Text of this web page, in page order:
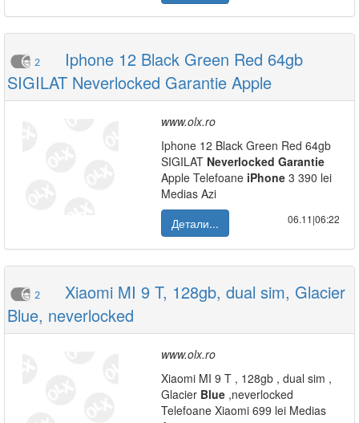
2
Iphone 12 Black Green Red 64gb
SIGILAT Neverlocked Garantie Apple
www.olx.ro
Iphone 12 Black Green Red 64gb
SIGILAT Neverlocked Garantie
Apple Telefoane iPhone 3 390 lei
Medias Azi
Детали...
06.11|06:22
2
Xiaomi MI 9 T, 128gb, dual sim, Glacier
Blue, neverlocked
www.olx.ro
Xiaomi MI 9 T , 128gb , dual sim ,
Glacier Blue ,neverlocked
Telefoane Xiaomi 699 lei Medias